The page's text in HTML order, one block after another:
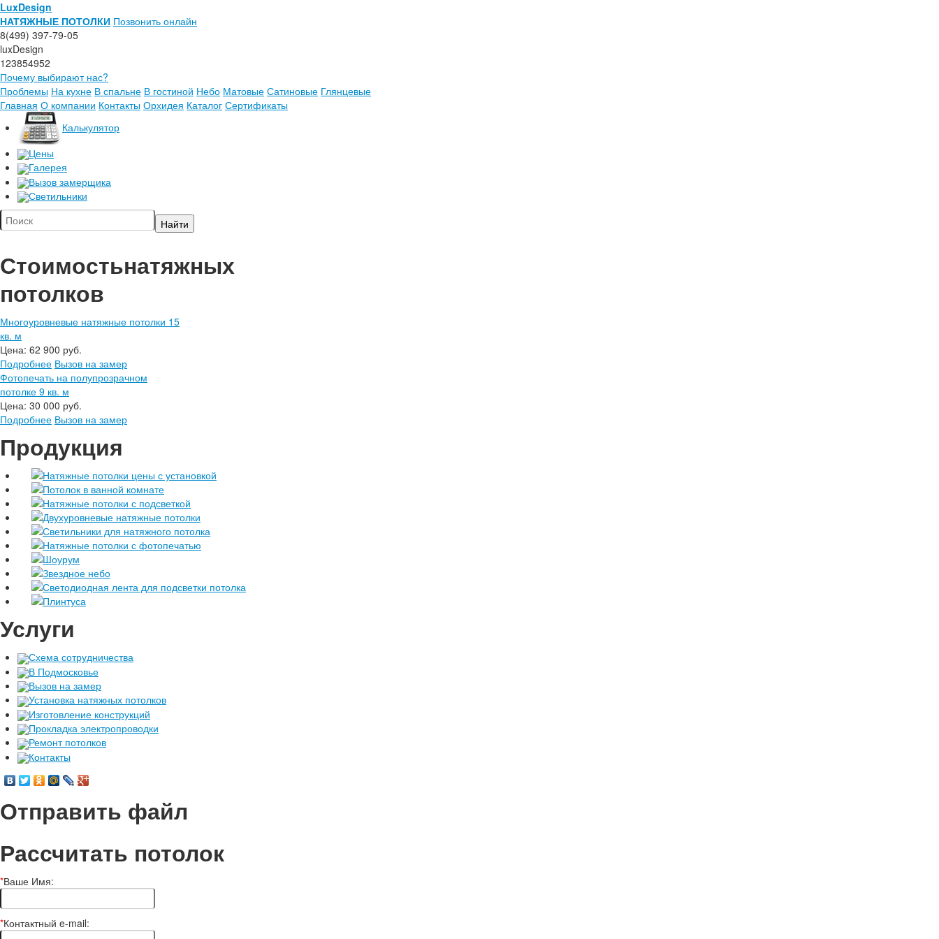
LuxDesign
НАТЯЖНЫЕ ПОТОЛКИ Позвонить онлайн
8(499) 397-79-05
luxDesign
123854952
Почему выбирают нас?
Проблемы На кухне В спальне В гостиной Небо Матовые Сатиновые Глянцевые
Главная О компании Контакты Орхидея Каталог Сертификаты
Калькулятор
Цены
Галерея
Вызов замерщика
Светильники
Стоимостьнатяжных
потолков
Многоуровневые натяжные потолки 15
кв. м
Цена: 62 900 руб.
Подробнее Вызов на замер
Фотопечать на полупрозрачном
потолке 9 кв. м
Цена: 30 000 руб.
Подробнее Вызов на замер
Продукция
Натяжные потолки цены с установкой
Потолок в ванной комнате
Натяжные потолки с подсветкой
Двухуровневые натяжные потолки
Светильники для натяжного потолка
Натяжные потолки с фотопечатью
Шоурум
Звездное небо
Светодиодная лента для подсветки потолка
Плинтуса
Услуги
Схема сотрудничества
В Подмосковье
Вызов на замер
Установка натяжных потолков
Изготовление конструкций
Прокладка электропроводки
Ремонт потолков
Контакты
Отправить файл
Рассчитать потолок
*Ваше Имя:
*Контактный e-mail: